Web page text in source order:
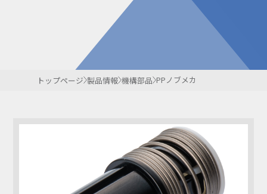
お問い合わせ 開発・導入実績
よくあるご質問
NIXのサスティナ
ビリティ
環境負荷物質調
査結果
利用規約
個人情報保護方
トップページ 製品情報 機構部品 PPノブメカ